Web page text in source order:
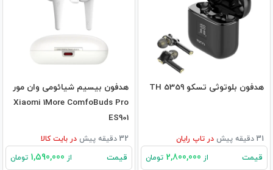
هدفون بلوتوثی تسکو TH 5359
31 دقیقه پیش در تاپ رایان
قیمت از تومان
هدفون بیسیم شیائومی وان مور
Xiaomi 1More ComfoBuds Pro
ES901
32 دقیقه پیش در بایت کالا
قیمت از تومان